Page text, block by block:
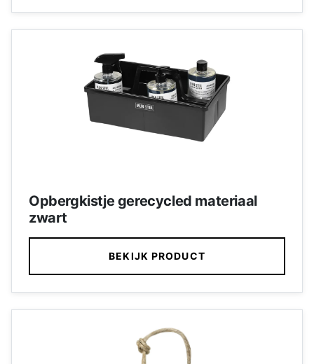
Opbergkistje gerecycled materiaal
zwart
BEKIJK PRODUCT